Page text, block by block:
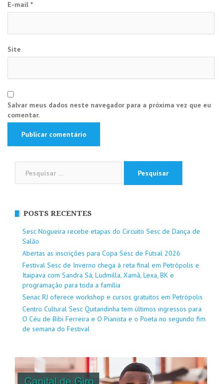
E-mail *
Site
Salvar meus dados neste navegador para a próxima vez que eu
comentar.
por:
POSTS RECENTES
Sesc Nogueira recebe etapas do Circuito Sesc de Dança de
Salão
Abertas as inscrições para Copa Sesc de Futsal 2026
Festival Sesc de Inverno chega à reta final em Petrópolis e
Itaipava com Sandra Sá, Ludmilla, Xamã, Lexa, BK e
programação para toda a família
Senac RJ oferece workshop e cursos gratuitos em Petrópolis
Centro Cultural Sesc Quitandinha tem últimos ingressos para
O Céu de Bibi Ferreira e O Pianista e o Poeta no segundo fim
de semana do Festival